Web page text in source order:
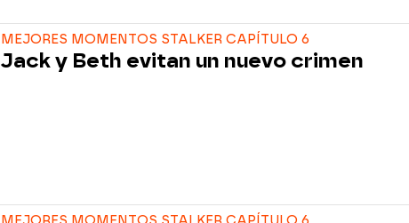
MEJORES MOMENTOS STALKER CAPÍTULO 6
Jack y Beth evitan un nuevo crimen